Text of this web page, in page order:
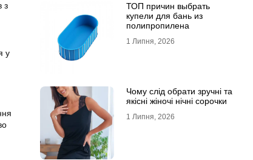
з
у
ТОП причин выбрать
купели для бань из
полипропилена
1 Липня, 2026
Чому слід обрати зручні та
якісні жіночі нічні сорочки
1 Липня, 2026